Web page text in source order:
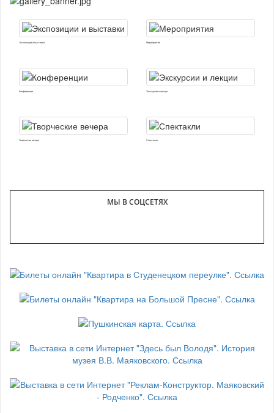
Экспозиции и выставки Мероприятия
Конференции Экскурсии и лекции
Творческие вечера Спектакли
МЫ В СОЦСЕТЯХ